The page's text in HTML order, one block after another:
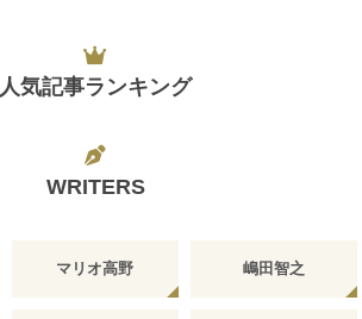
人気記事ランキング
WRITERS
マリオ高野 嶋田智之